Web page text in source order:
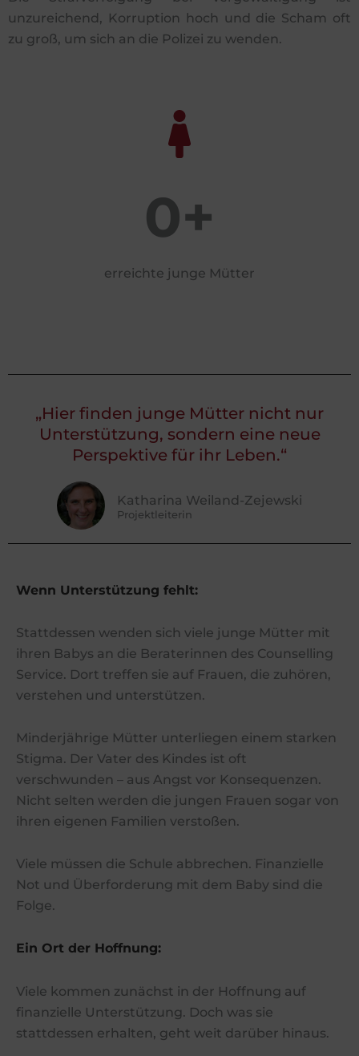
unzureichend, Korruption hoch und die Scham oft
zu groß, um sich an die Polizei zu wenden.
0+
erreichte junge Mütter
„Hier finden junge Mütter nicht nur
Unterstützung, sondern eine neue
Perspektive für ihr Leben.“
Katharina Weiland-Zejewski
Projektleiterin
Wenn Unterstützung fehlt:
Stattdessen wenden sich viele junge Mütter mit
ihren Babys an die Beraterinnen des Counselling
Service. Dort treffen sie auf Frauen, die zuhören,
verstehen und unterstützen.
Minderjährige Mütter unterliegen einem starken
Stigma. Der Vater des Kindes ist oft
verschwunden – aus Angst vor Konsequenzen.
Nicht selten werden die jungen Frauen sogar von
ihren eigenen Familien verstoßen.
Viele müssen die Schule abbrechen. Finanzielle
Not und Überforderung mit dem Baby sind die
Folge.
Ein Ort der Hoffnung:
Viele kommen zunächst in der Hoffnung auf
finanzielle Unterstützung. Doch was sie
stattdessen erhalten, geht weit darüber hinaus.